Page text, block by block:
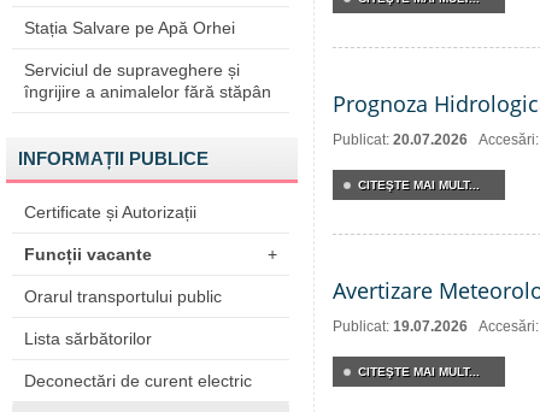
Stația Salvare pe Apă Orhei
Serviciul de supraveghere și
îngrijire a animalelor fără stăpân
INFORMAȚII PUBLICE
Certificate și Autorizații
Funcții vacante +
Orarul transportului public
Lista sărbătorilor
Deconectări de curent electric
Prognoza
Publicat: 20.07.2026
CITEŞTE MAI MULT...
Avertizare
Publicat: 19.07.2026
CITEŞTE MAI MULT...